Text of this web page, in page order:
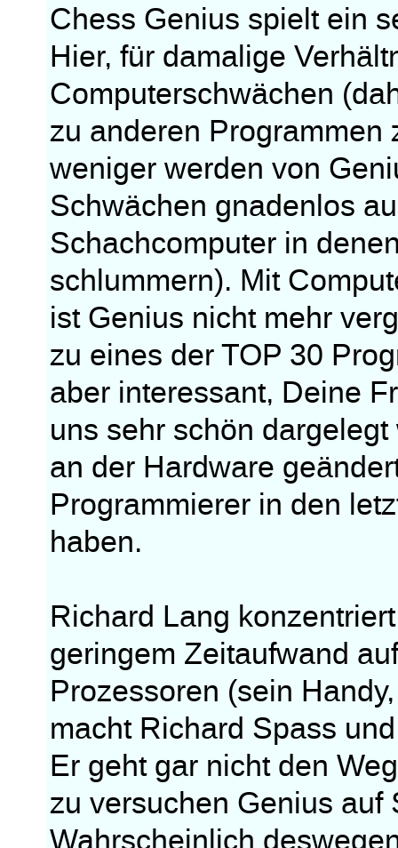
Chess Genius spielt ein
Hier, für damalige
Computerschwächen
zu anderen Programmen
weniger werden von
Schwächen gnadenlos
Schachcomputer in
schlummern). Mit
ist Genius nicht mehr
zu eines der TOP 30
aber interessant, Deine
uns sehr schön
an der Hardware
Programmierer in den
haben.
Richard Lang
geringem Zeitaufwand
Prozessoren (sein
macht Richard Spass
Er geht gar nicht den
zu versuchen Genius